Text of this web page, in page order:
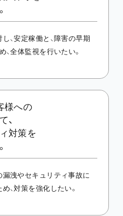
、安定稼働と、障害の早期
、全体監視を行いたい。
様への
、
対策を
洩やセキュリティ事故に
、対策を強化したい。